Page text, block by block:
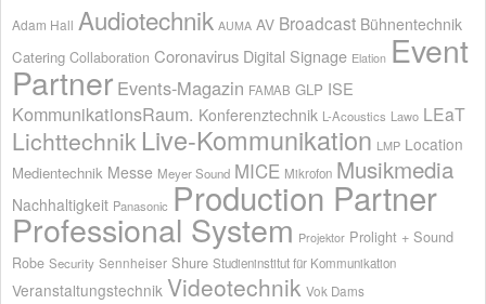
Adam Hall Audiotechnik AUMA AV Broadcast Bühnentechnik
Catering Collaboration Coronavirus Digital Signage Elation Event
Partner Events-Magazin FAMAB GLP ISE
KommunikationsRaum. Konferenztechnik L-Acoustics Lawo LEaT
Lichttechnik Live-Kommunikation LMP Location
Medientechnik Messe Meyer Sound MICE Mikrofon Musikmedia
Nachhaltigkeit Panasonic Production Partner
Professional System Projektor Prolight + Sound
Robe Security Sennheiser Shure Studieninstitut für Kommunikation
Veranstaltungstechnik Videotechnik Vok Dams